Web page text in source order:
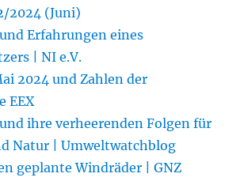
2024 (Juni)
Erfahrungen eines
| NI e.V.
2024 und Zahlen der
EEX
ihre verheerenden Folgen für
Natur | Umweltwatchblog
geplante Windräder | GNZ